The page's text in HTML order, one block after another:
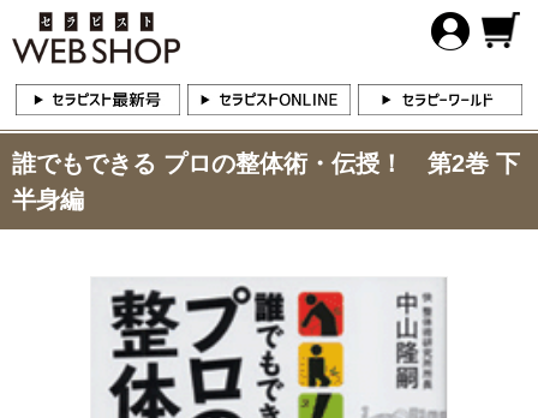
誰でもできる プロの整体術・伝授！ 第2巻 下
半身編